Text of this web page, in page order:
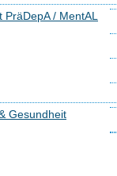
PräDepA / MentAL
Gesundheit